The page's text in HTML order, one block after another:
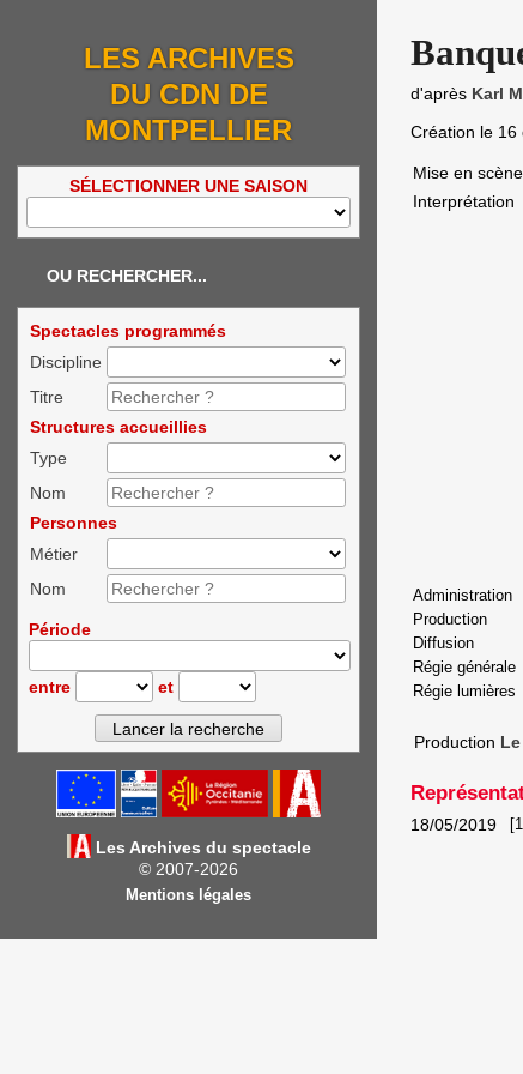
LES ARCHIVES
DU CDN DE
MONTPELLIER
SÉLECTIONNER UNE SAISON
OU RECHERCHER...
Spectacles programmés
Discipline
Titre
Structures accueillies
Type
Nom
Personnes
Métier
Nom
Période
entre et
Les Archives du spectacle
© 2007-2026
Mentions légales
d'après Karl
Création le 16
Mise en scène
Interprétation
Administration
Production
Diffusion
Régie générale
Régie lumières
Production
18/05/2019